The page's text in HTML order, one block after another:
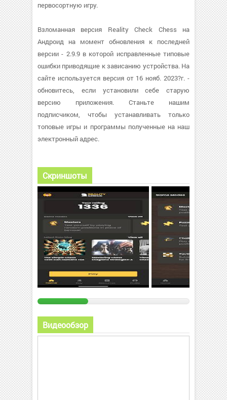
первосортную игру.
Взломанная версия Reality Check Chess на
Андроид на момент обновления к последней
версии - 2.9.9 в которой исправленные типовые
ошибки приводящие к зависанию устройства. На
сайте используется версия от 16 нояб. 2023?г. -
обновитесь, если установили себе старую
версию приложения. Станьте нашим
подписчиком, чтобы устанавливать только
топовые игры и программы полученные на наш
электронный адрес.
Скриншоты
Видеообзор